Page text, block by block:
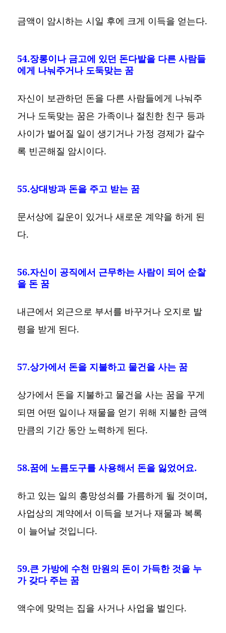
금액이 암시하는 시일 후에 크게 이득을 얻는다.
54.장롱이나 금고에 있던 돈다발을 다른 사람들
에게 나눠주거나 도둑맞는 꿈
자신이 보관하던 돈을 다른 사람들에게 나눠주
거나 도둑맞는 꿈은 가족이나 절친한 친구 등과
사이가 벌어질 일이 생기거나 가정 경제가 갈수
록 빈곤해질 암시이다.
55.상대방과 돈을 주고 받는 꿈
문서상에 길운이 있거나 새로운 계약을 하게 된
다.
56.자신이 공직에서 근무하는 사람이 되어 순찰
을 돈 꿈
내근에서 외근으로 부서를 바꾸거나 오지로 발
령을 받게 된다.
57.상가에서 돈을 지불하고 물건을 사는 꿈
상가에서 돈을 지불하고 물건을 사는 꿈을 꾸게
되면 어떤 일이나 재물을 얻기 위해 지불한 금액
만큼의 기간 동안 노력하게 된다.
58.꿈에 노름도구를 사용해서 돈을 잃었어요.
하고 있는 일의 흥망성쇠를 가름하게 될 것이며,
사업상의 계약에서 이득을 보거나 재물과 복록
이 늘어날 것입니다.
59.큰 가방에 수천 만원의 돈이 가득한 것을 누
가 갖다 주는 꿈
액수에 맞먹는 집을 사거나 사업을 벌인다.